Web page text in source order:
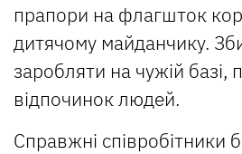
прапори на флагшток
дитячому майданчику.
заробляти на чужій
відпочинок людей.
Справжні співробітники